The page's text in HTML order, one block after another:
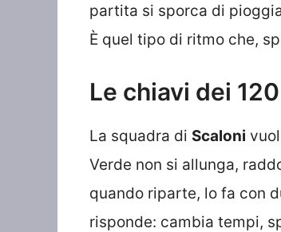
partita si sporca di
È quel tipo di ritmo che,
Le chiavi dei
La squadra di Scaloni
Verde non si allunga,
quando riparte, lo fa con
risponde: cambia tempi,